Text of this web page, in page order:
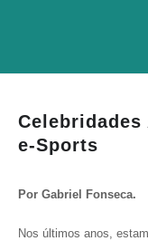
Celebridades
e-Sports
Por Gabriel Fonseca.
Nos últimos anos,